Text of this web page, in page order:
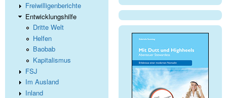
Freiwilligenberichte
Entwicklungshilfe
Dritte Welt
Helfen
Baobab
Kapitalismus
FSJ
Im Ausland
Inland